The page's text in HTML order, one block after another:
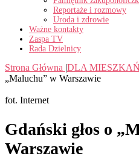
Reportaże i rozmowy
Uroda i zdrowie
Ważne kontakty
Zaspa TV
Rada Dzielnicy
Strona Główna |DLA
„Maluchu” w Warszawie
fot. Internet
Gdański głos o
Warszawie